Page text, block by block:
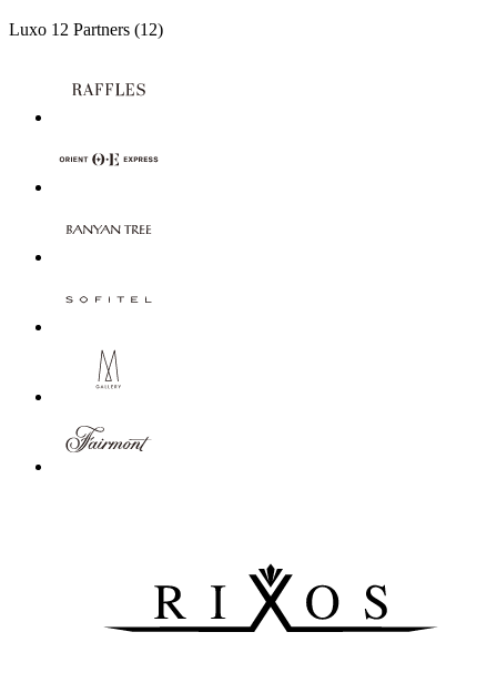
Luxo 12 Partners (12)